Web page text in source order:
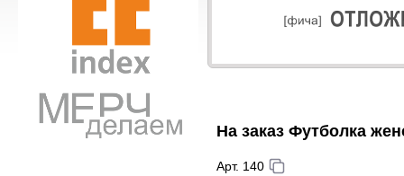
На заказ Футболка
Арт. 140